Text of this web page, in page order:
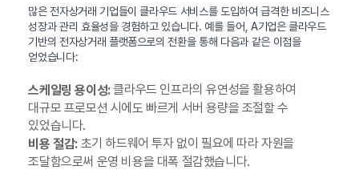
많은 전자상거래 기업들이 클라우드 서비스를 도입하여 급격한 비즈니스
성장과 관리 효율성을 경험하고 있습니다. 예를 들어, A기업은 클라우드
기반의 전자상거래 플랫폼으로의 전환을 통해 다음과 같은 이점을
얻었습니다:
스케일링 용이성:클라우드 인프라의 유연성을 활용하여
대규모 프로모션 시에도 빠르게 서버 용량을 조절할 수
있었습니다.
비용 절감:초기 하드웨어 투자 없이 필요에 따라 자원을
조달함으로써 운영 비용을 대폭 절감했습니다.